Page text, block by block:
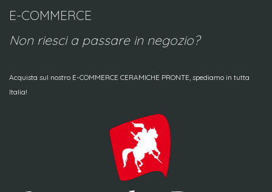
E-COMMERCE
Non riesci a passare in negozio?
Acquista sul nostro E-COMMERCE CERAMICHE PRONTE, spediamo in tutta
Italia!